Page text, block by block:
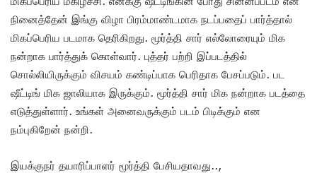
நினைத்தேன் இங்கு விழா பிரம்மாண்டமாக நடப்பதைப் பார்த்தால்
மிகப்பெரிய படமாக தெரிகிறது. மூர்த்தி சார் எல்லோரையும் மிக
நன்றாக பார்த்துக் கொள்வார். புத்தர் பற்றி இப்படத்தில்
சொல்லியிருக்கும் விசயம் கண்டிப்பாக பெரிதாக பேசப்படும். பட
ஷீட்டிங் மிக ஜாலியாக இருக்கும். மூர்த்தி சார் மிக நன்றாக படத்தை
எடுத்துள்ளார். உங்கள் அனைவருக்கும் படம் பிடிக்கும் என
நம்புகிறேன் நன்றி.
இயக்குநர் தயாரிப்பாளர் மூர்த்தி பேசியதாவது..,